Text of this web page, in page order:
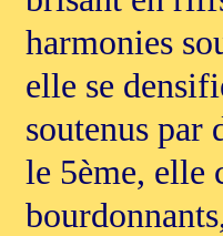
harmonies
elle se
soutenus par
le 5ème, elle